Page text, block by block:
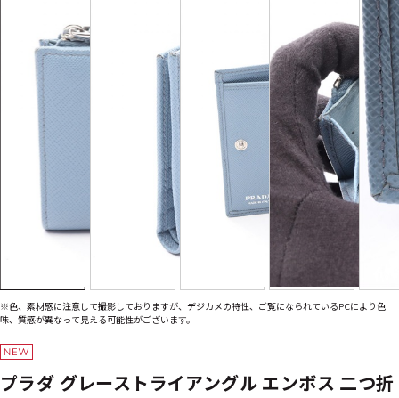
※色、素材感に注意して撮影しておりますが、デジカメの特性、ご覧になられているPCにより色
味、質感が異なって見える可能性がございます。
プラダ グレーストライアングル エンボス 二つ折